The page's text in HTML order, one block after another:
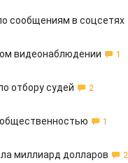
сообщениям в соцсетях
видеонаблюдении 1
отбору судей 2
1
миллиард долларов 2